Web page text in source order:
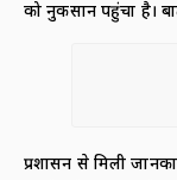
को नुकसान पहुंचा है।
प्रशासन से मिली